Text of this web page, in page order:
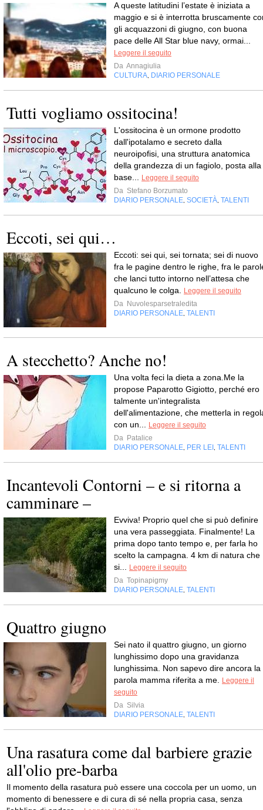
A queste latitudini l’estate è iniziata a
maggio e si è interrotta bruscamente
gli acquazzoni di giugno, con buona
pace delle All Star blue navy, ormai...
Leggere il seguito
Da Annagiulia
CULTURA, DIARIO PERSONALE
Tutti vogliamo ossitocina!
L'ossitocina è un ormone prodotto
dall'ipotalamo e secreto dalla
neuroipofisi, una struttura anatomica
della grandezza di un fagiolo, posta alla
base... Leggere il seguito
Da Stefano Borzumato
DIARIO PERSONALE, SOCIETÀ, TALENTI
Eccoti, sei qui…
Eccoti: sei qui, sei tornata; sei di nuovo
fra le pagine dentro le righe, fra le
che lanci tutto intorno nell’attesa che
qualcuno le colga. Leggere il seguito
Da Nuvolesparsetraledita
DIARIO PERSONALE, TALENTI
A stecchetto? Anche no!
Una volta feci la dieta a zona.Me la
propose Paparotto Gigiotto, perché ero
talmente un'integralista
dell'alimentazione, che metterla in
con un... Leggere il seguito
Da Patalice
DIARIO PERSONALE, PER LEI , TALENTI
Incantevoli Contorni – e si ritorna a
camminare –
Evviva! Proprio quel che si può definire
una vera passeggiata. Finalmente! La
prima dopo tanto tempo e, per farla ho
scelto la campagna. 4 km di natura che
si... Leggere il seguito
Da Topinapigmy
DIARIO PERSONALE, TALENTI
Quattro giugno
Sei nato il quattro giugno, un giorno
lunghissimo dopo una gravidanza
lunghissima. Non sapevo dire ancora la
parola mamma riferita a me. Leggere il
seguito
Da Silvia
DIARIO PERSONALE, TALENTI
Una rasatura come dal barbiere grazie
all'olio pre-barba
Il momento della rasatura può essere una coccola per un uomo, un
momento di benessere e di cura di sé nella propria casa, senza